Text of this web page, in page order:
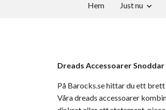
Hem Just nu
Dreads Accessoarer
På Barocks.se hittar du ett
Våra dreads accessoarer